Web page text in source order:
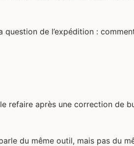
de l’expédition :
refaire après une correction de
du même outil, mais pas du